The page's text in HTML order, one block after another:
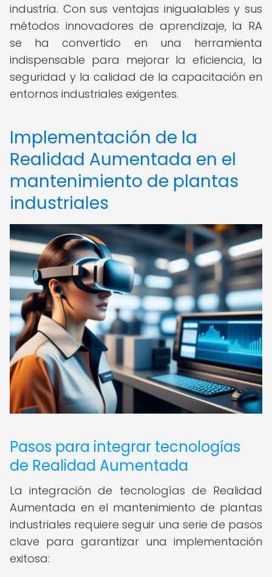
industria. Con sus ventajas inigualables y sus
métodos innovadores de aprendizaje, la RA
se ha convertido en una herramienta
indispensable para mejorar la eficiencia, la
seguridad y la calidad de la capacitación en
entornos industriales exigentes.
Implementación de la
Realidad Aumentada en el
mantenimiento de plantas
industriales
Pasos para integrar tecnologías
de Realidad Aumentada
La integración de tecnologías de Realidad
Aumentada en el mantenimiento de plantas
industriales requiere seguir una serie de pasos
clave para garantizar una implementación
exitosa: